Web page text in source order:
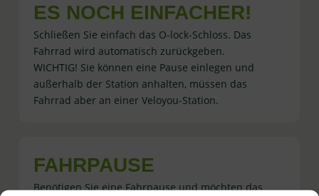
ES NOCH EINFACHER!
Schließen Sie einfach das O-lock-Schloss. Das
Fahrrad wird automatisch zurückgeben.
WICHTIG! Sie können eine Pause einlegen und
außerhalb der Station anhalten, müssen das
Fahrrad aber an einer Veloyou-Station.
FAHRPAUSE
Benötigen Sie eine Fahrpause und möchten das